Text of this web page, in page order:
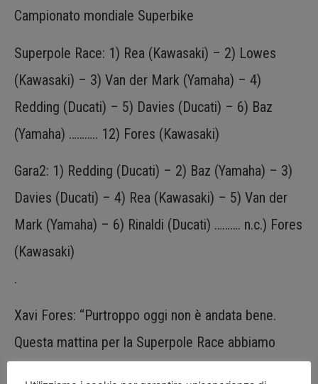
Campionato mondiale Superbike
Superpole Race: 1) Rea (Kawasaki) – 2) Lowes
(Kawasaki) – 3) Van der Mark (Yamaha) – 4)
Redding (Ducati) – 5) Davies (Ducati) – 6) Baz
(Yamaha) ……….. 12) Fores (Kawasaki)
Gara2: 1) Redding (Ducati) – 2) Baz (Yamaha) – 3)
Davies (Ducati) – 4) Rea (Kawasaki) – 5) Van der
Mark (Yamaha) – 6) Rinaldi (Ducati) ………. n.c.) Fores
(Kawasaki)
.
Xavi Fores: “Purtroppo oggi non è andata bene.
Questa mattina per la Superpole Race abbiamo